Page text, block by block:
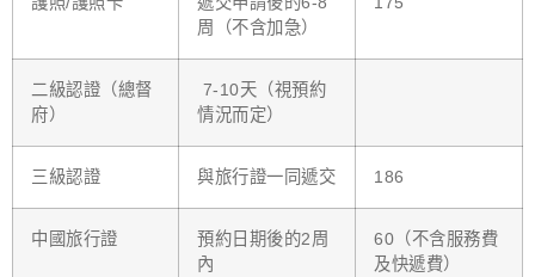
周（不含加急）
二級認證（總督
府）
7-10天（視預約
情況而定）
三級認證 與旅行證一同遞交 186
中國旅行證
預約日期後的2周
內
60（不含服務費
及快遞費）